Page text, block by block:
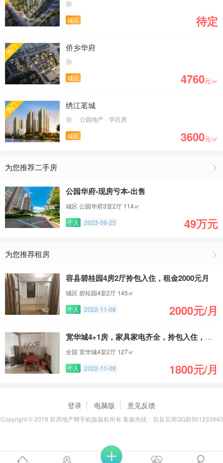
城区 待定
热门 侨乡华府
城区 4760元/㎡
热门 绣江茗城
公园地产
学区房
城区
3600元/㎡
为您推荐二手房
公园华府-现房亏本-出售
城区 公园华府3室2厅 114㎡
个人
2023-09-25 49万元
为您推荐租房
容县碧桂园4房2厅拎包入住，租金2000元月
城区 碧桂园4室2厅 145㎡
个人
2022-11-08 2000元/月
宽华城4+1房，家具家电齐全，拎包入住，有小车位
全国 宽华城4室2厅 127㎡
个人
2022-11-08 1800元/月
登录 电脑版 意见反馈
Copyright © 2019 容房地产网手机版版权所有 客服热线：容县买房QQ群561233940